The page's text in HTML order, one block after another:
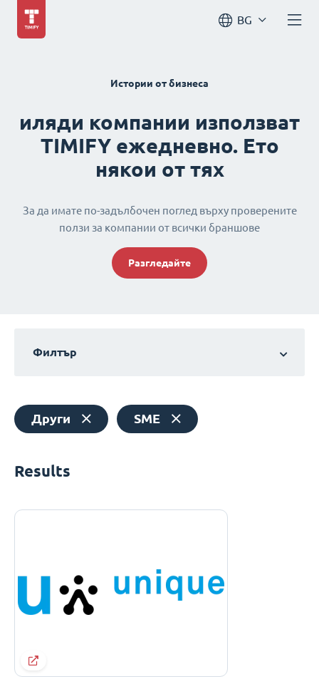
BG
Истории от бизнеса
иляди компании използват
TIMIFY ежедневно. Ето
някои от тях
За да имате по-задълбочен поглед върху проверените
ползи за компании от всички браншове
Разгледайте
Филтър
Други SME
Results